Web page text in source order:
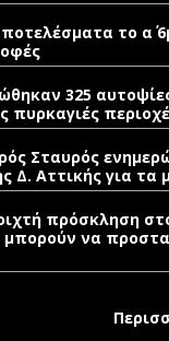
το α΄
325
πυρκαγιές
Σταυρός
Δ. Αττικής για τα
πρόσκληση
μπορούν να